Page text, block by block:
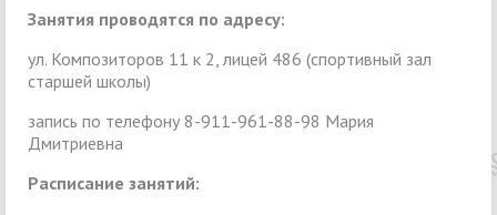
Занятия проводятся по адресу:
ул. Композиторов 11 к 2, лицей 486 (спортивный зал
старшей школы)
запись по телефону 8-911-961-88-98 Мария
Дмитриевна
Расписание занятий: